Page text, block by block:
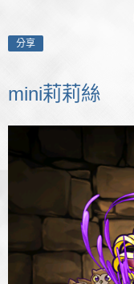
分享
mini莉莉絲